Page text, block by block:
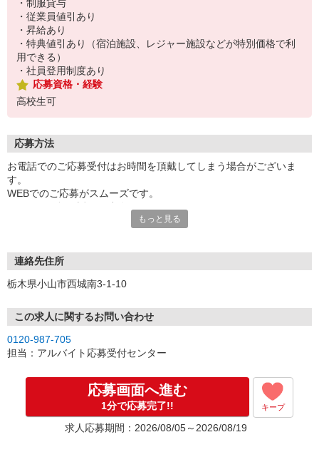
・制服貸与
・従業員値引あり
・昇給あり
・特典値引あり（宿泊施設、レジャー施設などが特別価格で利
用できる）
・社員登用制度あり
応募資格・経験
高校生可
応募方法
お電話でのご応募受付はお時間を頂戴してしまう場合がございま
す。
WEBでのご応募がスムーズです。
もっと見る
連絡先住所
栃木県小山市西城南3-1-10
この求人に関するお問い合わせ
0120-987-705
担当：アルバイト応募受付センター
応募画面へ進む
1分で応募完了!! キープ
求人応募期間：2026/08/05～2026/08/19